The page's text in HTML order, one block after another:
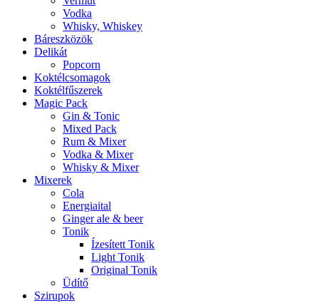
Vodka
Whisky, Whiskey
Báreszközök
Delikát
Popcorn
Koktélcsomagok
Koktélfűszerek
Magic Pack
Gin & Tonic
Mixed Pack
Rum & Mixer
Vodka & Mixer
Whisky & Mixer
Mixerek
Cola
Energiaital
Ginger ale & beer
Tonik
Ízesített Tonik
Light Tonik
Original Tonik
Üdítő
Szirupok